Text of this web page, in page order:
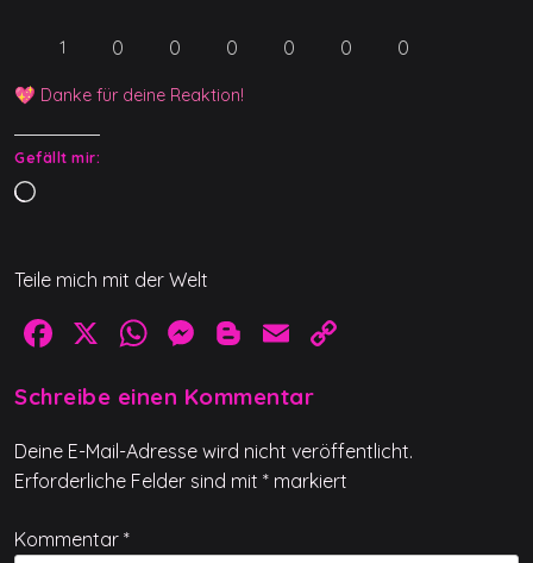
1 0 0 0 0 0 0
💖 Danke für deine Reaktion!
Gefällt mir:
W
d
g
e
a
e
n
…
Teile mich mit der Welt
F
c
e
b
o
X
W
at
s
A
M
ss
e
n
Bl
g
g
er
E
ai
l
y
Li
Schreibe einen Kommentar
Deine E-Mail-Adresse wird nicht veröffentlicht.
Erforderliche Felder sind mit * markiert
Kommentar *